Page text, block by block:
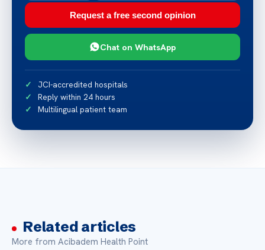
Request a free second opinion
Chat on WhatsApp
JCI-accredited hospitals
Reply within 24 hours
Multilingual patient team
Related articles
More from Acibadem Health Point